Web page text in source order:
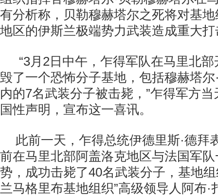
有分析称，贝勒穆赫塔尔之死将对基
地区的伊斯兰极端势力武装造成重大
“3月2日中午，乍得军队在马里北
毁了一个恐怖分子基地，包括穆赫塔
内的7名武装分子被击毙，”乍得军方
国性声明，宣布这一喜讯。
此前一天，乍得总统伊德里斯·德拜
前在马里北部阿盖洛克地区与法国军
势，成功击毙了40名武装分子，基地
兰马格里布基地组织”高级领导人阿布·